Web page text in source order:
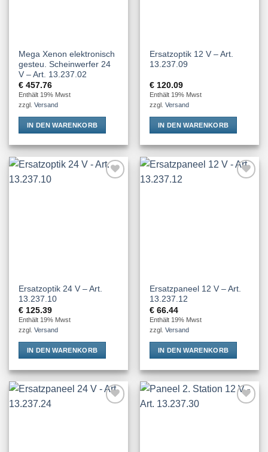
Mega Xenon elektronisch
gesteu. Scheinwerfer 24
V – Art. 13.237.02
€ 457.76
Enthält 19% Mwst
zzgl.Versand
IN DEN WARENKORB
Ersatzoptik 12 V – Art.
13.237.09
€ 120.09
Enthält 19% Mwst
zzgl.Versand
IN DEN WARENKORB
Ersatzoptik 24 V – Art.
13.237.10
€ 125.39
Enthält 19% Mwst
zzgl.Versand
IN DEN WARENKORB
Ersatzpaneel 12 V – Art.
13.237.12
€ 66.44
Enthält 19% Mwst
zzgl.Versand
IN DEN WARENKORB